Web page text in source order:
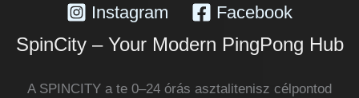
Instagram Facebook
SpinCity – Your Modern PingPong Hub
A SPINCITY a te 0–24 órás asztalitenisz célpontod